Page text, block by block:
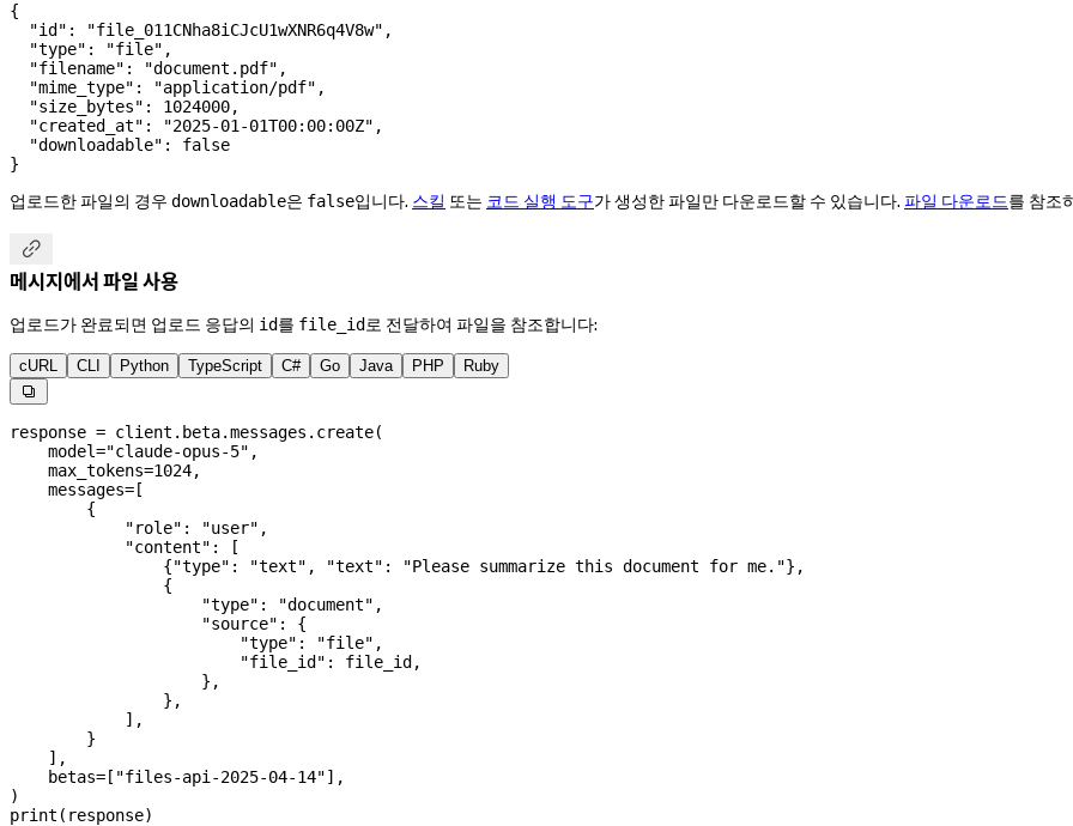
{
  "id"
: "file_011CNha8iCJcU1wXNR6q4V8w" ,
  "type"
: "file" ,
  "filename"
: "document.pdf" ,
  "mime_type"
: "application/pdf" ,
  "size_bytes"
: 1024000,
  "created_at"
: "2025-01-01T00:00:00Z" ,
  "downloadable"
: false
}
업로드한 파일의 경우 downloadable은 false입니다. 스킬 또는 코드 실행 도구가 생성한 파일만 다운로드할 수 있습니다. 파일 다운로드를 참조

메시지에서 파일 사용
업로드가 완료되면 업로드 응답의 id를 file_id로 전달하여 파일을 참조합니다:
cURL CLI Python TypeScript C# Go Java PHP Ruby

response = client.beta.messages.create(
    model
="claude-opus-5" ,
    max_tokens
=1024,
    messages
= [
        {
            "role"
: "user" ,
            "content"
: [
                {
"type" : "text" , "text" : "Please summarize this document for me."},
                {
                    "type"
: "document" ,
                    "source"
: {
                        "type"
: "file" ,
                        "file_id"
: file_id,
                    },
                },
            ],
        }
    ],
    betas
= [ "files-api-2025-04-14"],
)
print (response)